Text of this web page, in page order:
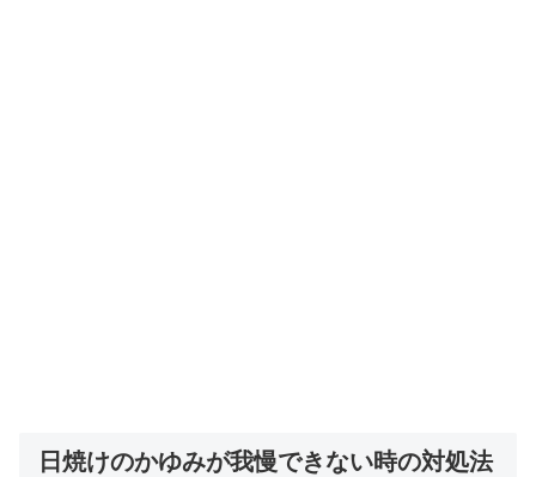
日焼けのかゆみが我慢できない時の対処法